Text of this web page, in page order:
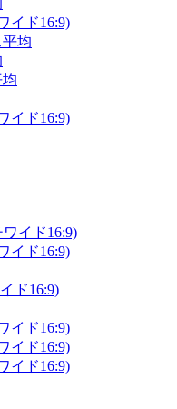
イド16:9)
均
イド16:9)
イド16:9)
イド16:9)
ド16:9)
イド16:9)
イド16:9)
イド16:9)